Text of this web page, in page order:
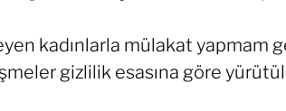
kadınlarla mülakat yapmam
gizlilik esasına göre